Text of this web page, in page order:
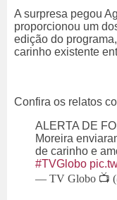
A surpresa pegou
proporcionou um
edição do
carinho existente
Confira os relatos
ALERTA DE
Moreira
de carinho e
#TVGlobo
— TV Globo 📺